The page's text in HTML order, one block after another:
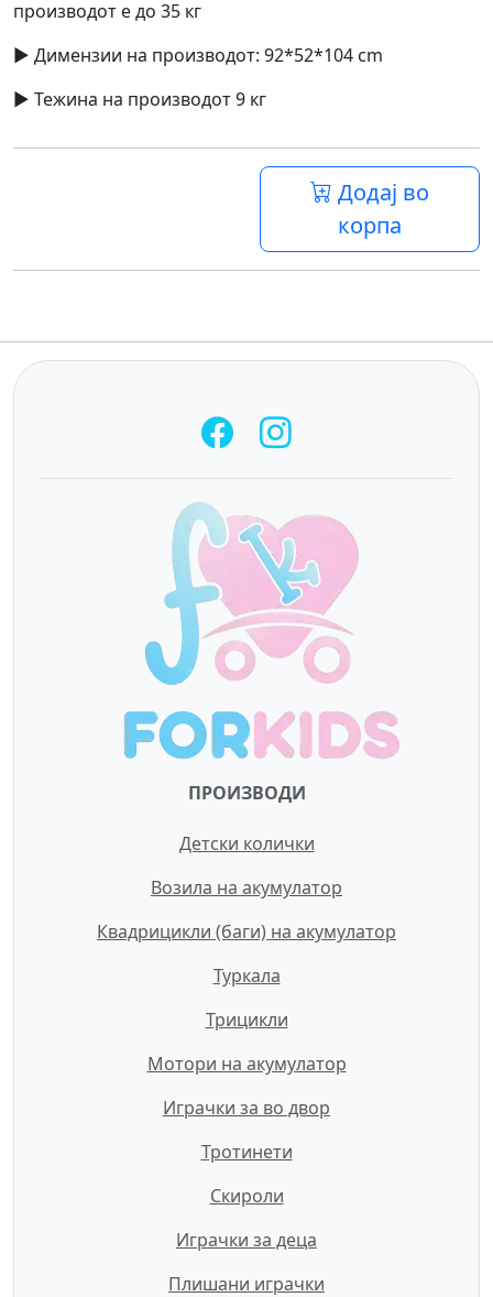
производот е до 35 кг
► Димензии на производот: 92*52*104 cm
► Тежина на производот 9 кг
Додај во
корпа
ПРОИЗВОДИ
Детски колички
Возила на акумулатор
Квадрицикли (баги) на акумулатор
Туркала
Трицикли
Мотори на акумулатор
Играчки за во двор
Тротинети
Скироли
Играчки за деца
Плишани играчки